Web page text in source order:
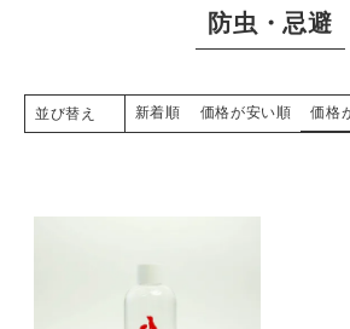
防虫・忌避
並び替え 新着順 価格が安い順 価格